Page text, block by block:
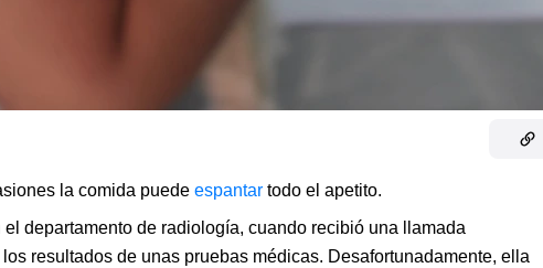
la comida puede espantartodo el apetito.
departamento de radiología, cuando recibió una llamada
resultados de unas pruebas médicas. Desafortunadamente, ella